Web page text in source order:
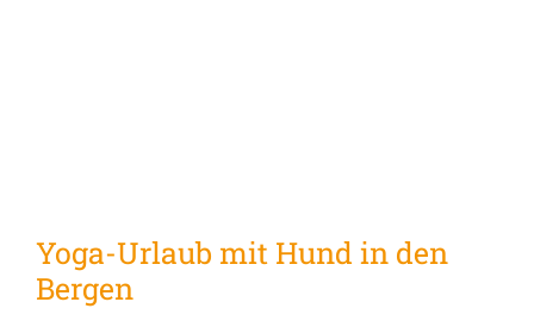
Yoga-Urlaub mit Hund in den
Bergen